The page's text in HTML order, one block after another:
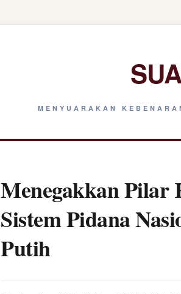
MENYUARAKAN
Menegakkan Pilar
Sistem Pidana
Putih